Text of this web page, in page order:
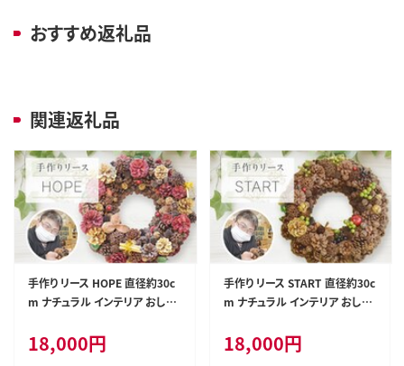
おすすめ返礼品
関連返礼品
手作り リース HOPE 直径約30c
m ナチュラル インテリア おしゃ
関 リビング 送料無料
18,000円
手作り リース START 直径約30c
m ナチュラル インテリア おしゃ
関 リビング 送料無料
18,000円